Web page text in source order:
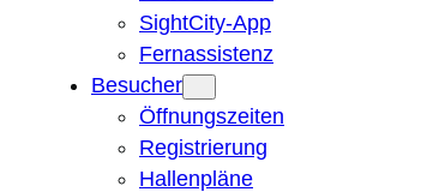
SightCity-App
Fernassistenz
Besucher
Öffnungszeiten
Registrierung
Hallenpläne